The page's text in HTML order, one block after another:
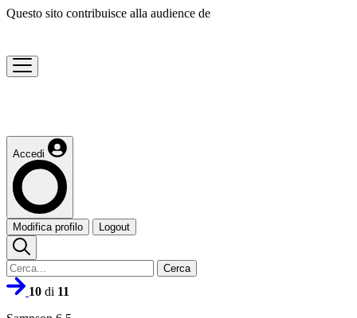
Questo sito contribuisce alla audience de
Accedi
Modifica profilo Logout
Cerca
10 di 11